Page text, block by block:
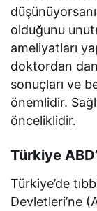
olduğunu
ameliyatları
doktordan
sonuçları ve
önemlidir.
önceliklidir.
Türkiye
Türkiye’de
Devletleri’ne